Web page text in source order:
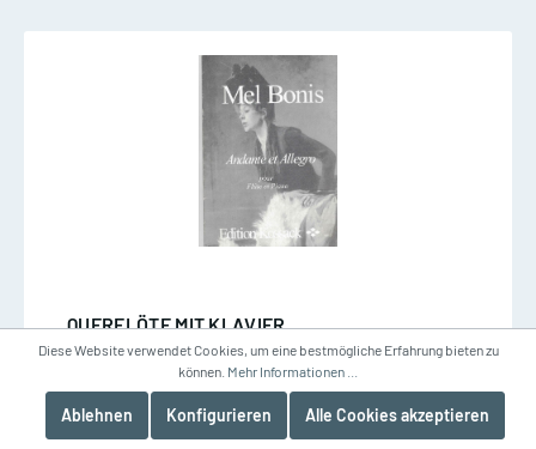
QUERFLÖTE MIT KLAVIER
Andante + Allegro - Bonis,
Querflöte/Klavier
Diese Website verwendet Cookies, um eine bestmögliche Erfahrung bieten zu
können. Mehr Informationen ...
Ablehnen Konfigurieren Alle Cookies akzeptieren